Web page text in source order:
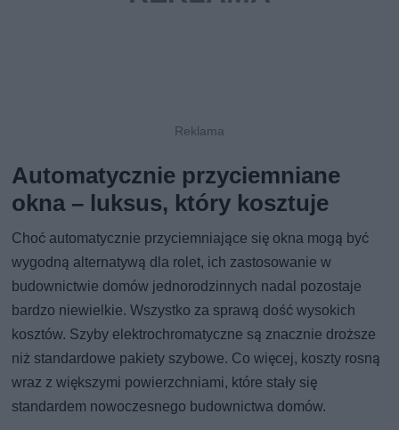
Automatycznie przyciemniane
okna – luksus, który kosztuje
Choć automatycznie przyciemniające się okna mogą być
wygodną alternatywą dla rolet, ich zastosowanie w
budownictwie domów jednorodzinnych nadal pozostaje
bardzo niewielkie. Wszystko za sprawą dość wysokich
kosztów. Szyby elektrochromatyczne są znacznie droższe
niż standardowe pakiety szybowe. Co więcej, koszty rosną
wraz z większymi powierzchniami, które stały się
standardem nowoczesnego budownictwa domów.